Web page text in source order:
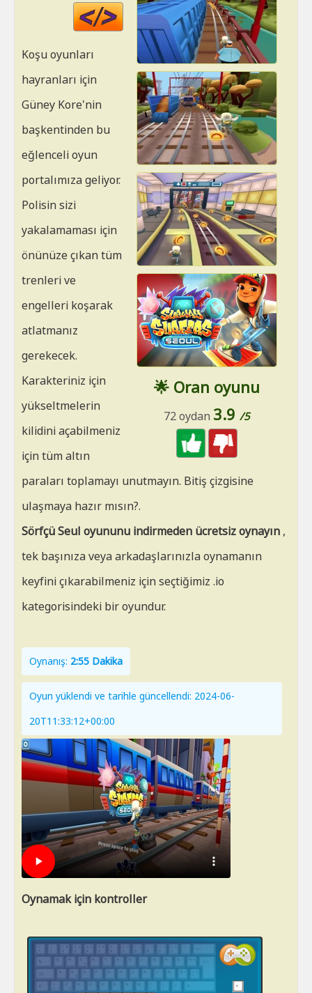
🌟 Oran oyunu
72 oydan 3.9 /5
Code
HTML
Koşu oyunları
hayranları için
Güney Kore'nin
başkentinden bu
eğlenceli oyun
portalımıza geliyor.
Polisin sizi
yakalamaması için
önünüze çıkan tüm
trenleri ve
engelleri koşarak
atlatmanız
gerekecek.
Karakteriniz için
yükseltmelerin
kilidini açabilmeniz
için tüm altın
paraları toplamayı unutmayın. Bitiş çizgisine
ulaşmaya hazır mısın?.
Sörfçü Seul oyununu indirmeden ücretsiz oynayın ,
tek başınıza veya arkadaşlarınızla oynamanın
keyfini çıkarabilmeniz için seçtiğimiz .io
kategorisindeki bir oyundur.
Oynanış: 2:55 Dakika
Oyun yüklendi ve tarihle güncellendi: 2024-06-
20T11:33:12+00:00
Oynamak için kontroller